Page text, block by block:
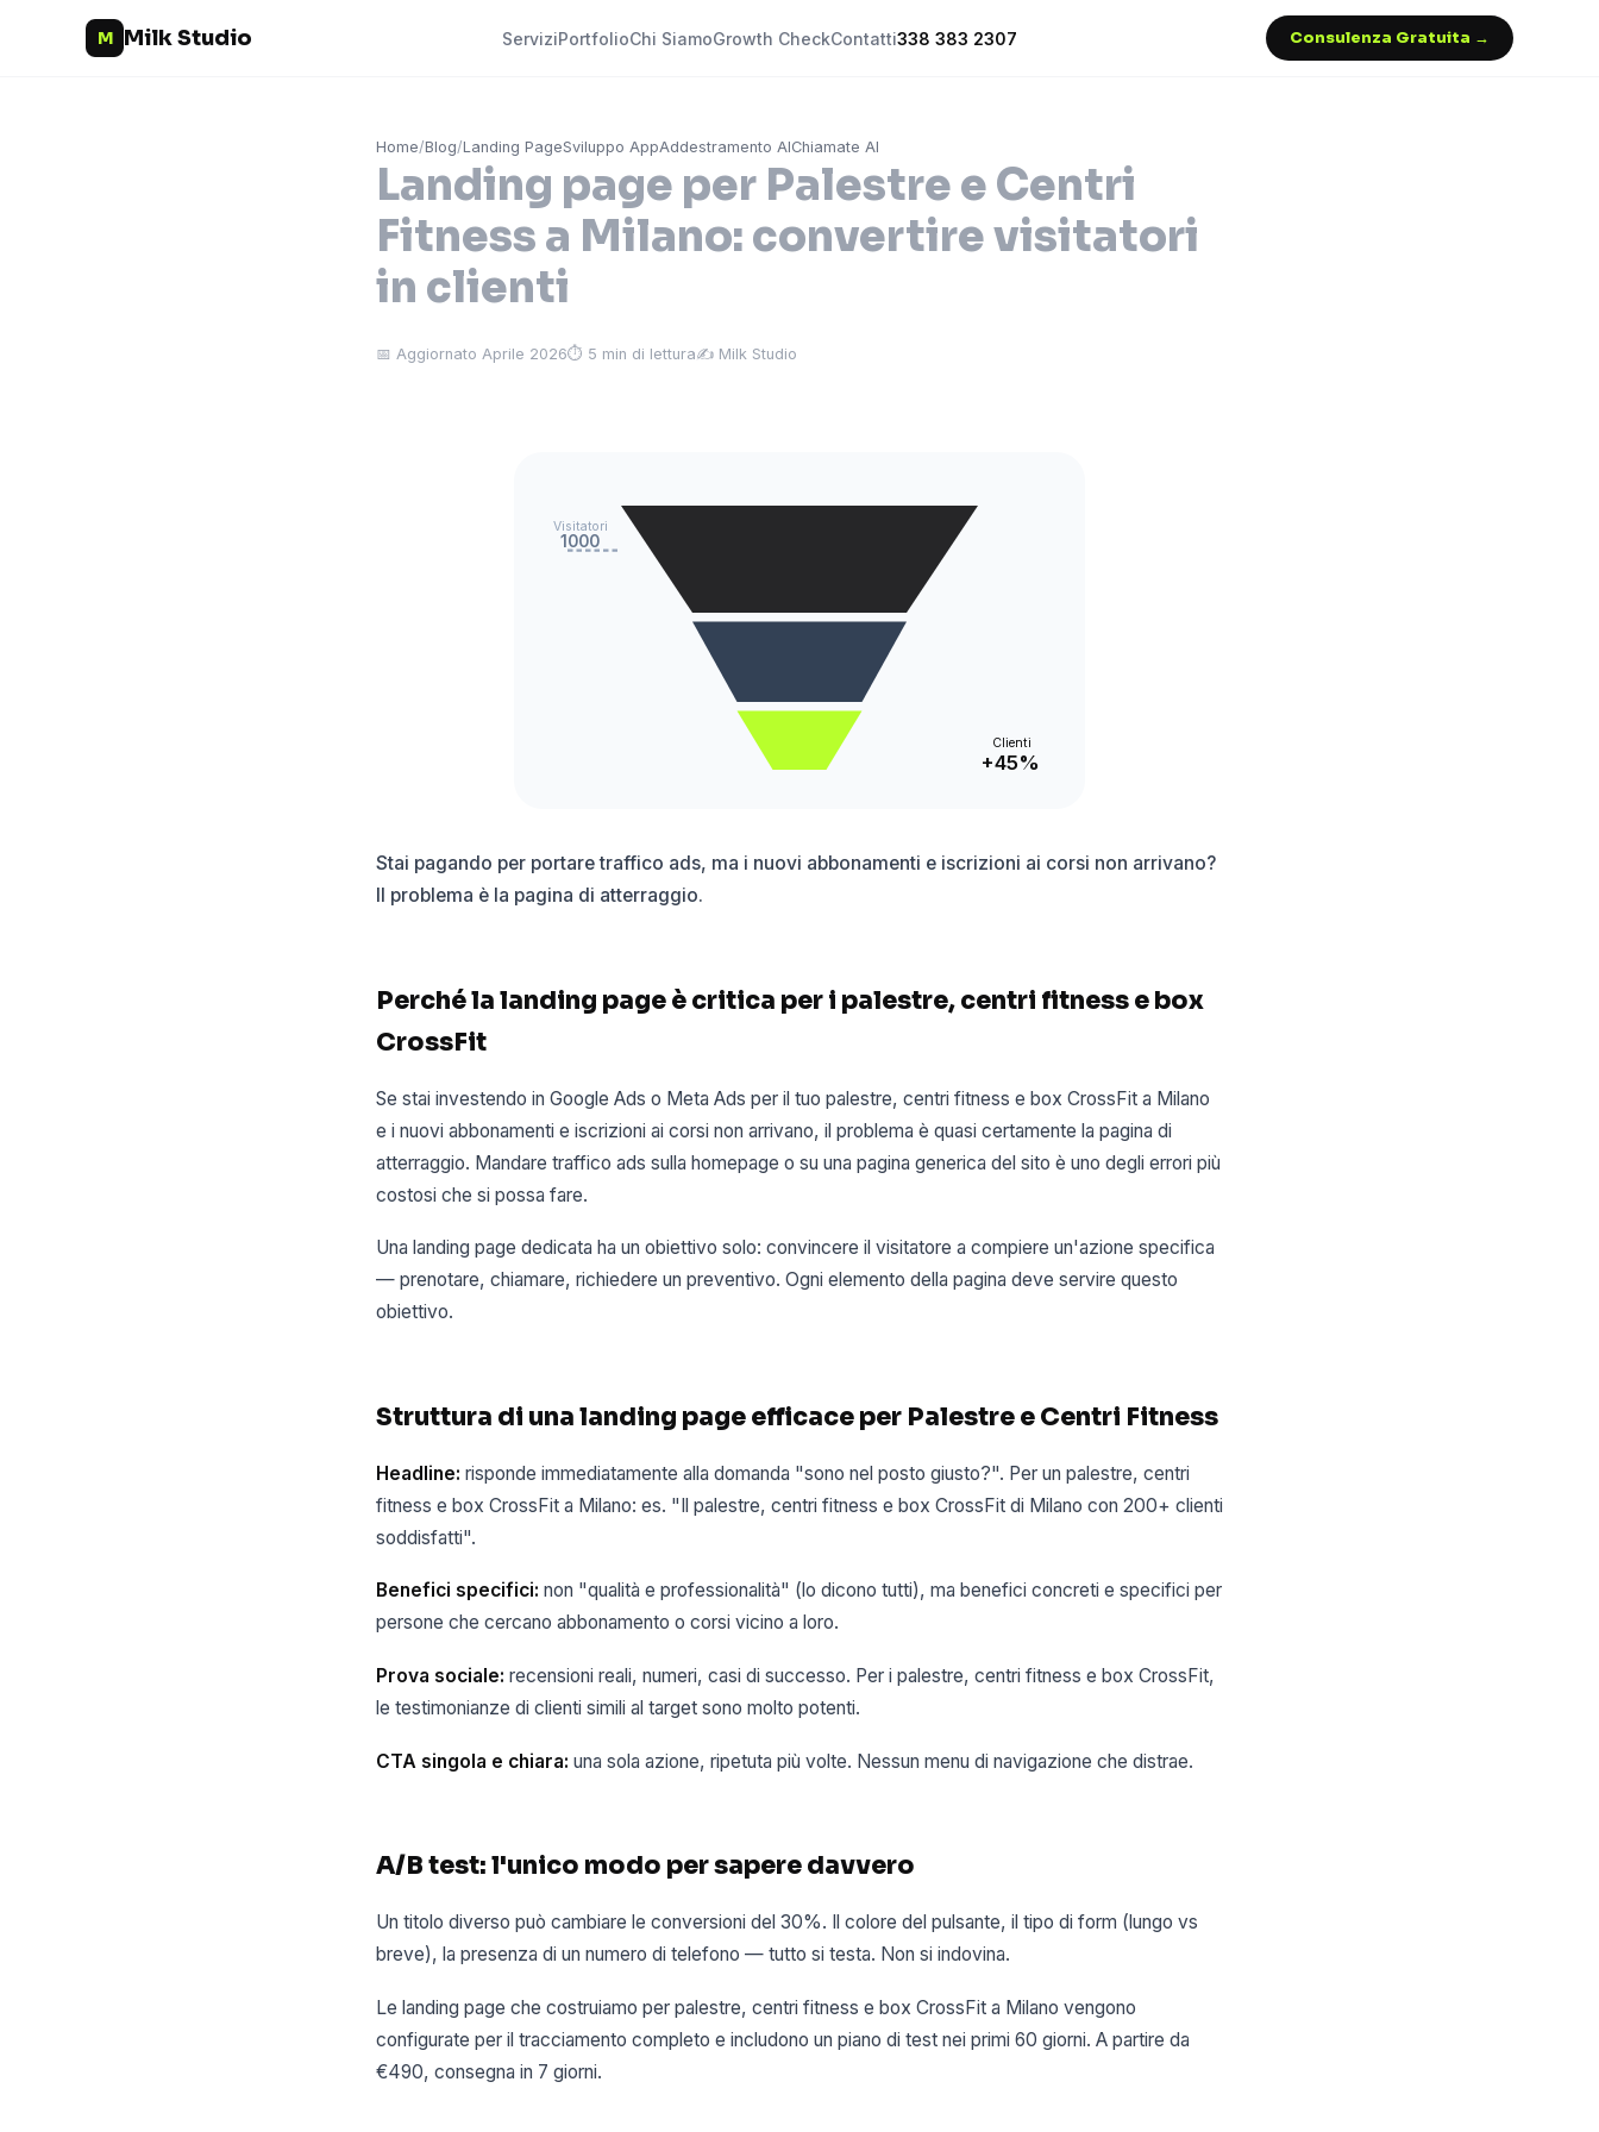
M Milk Studio ServiziPortfolioChi SiamoGrowth CheckContatti338 383 2307 Consulenza Gratuita →
Home/Blog/Landing PageSviluppo AppAddestramento AIChiamate AI
Landing page per Palestre e Centri
Fitness a Milano: convertire visitatori
in clienti
📅 Aggiornato Aprile 2026⏱ 5 min di lettura✍️ Milk Studio
Visitatori
1000
Clienti
+45%
Stai pagando per portare traffico ads, ma i nuovi abbonamenti e iscrizioni ai corsi non arrivano?
Il problema è la pagina di atterraggio.
Perché la landing page è critica per i palestre, centri fitness e box
CrossFit
Se stai investendo in Google Ads o Meta Ads per il tuo palestre, centri fitness e box CrossFit a Milano
e i nuovi abbonamenti e iscrizioni ai corsi non arrivano, il problema è quasi certamente la pagina di
atterraggio. Mandare traffico ads sulla homepage o su una pagina generica del sito è uno degli errori più
costosi che si possa fare.
Una landing page dedicata ha un obiettivo solo: convincere il visitatore a compiere un'azione specifica
— prenotare, chiamare, richiedere un preventivo. Ogni elemento della pagina deve servire questo
obiettivo.
Struttura di una landing page efficace per Palestre e Centri Fitness
Headline: risponde immediatamente alla domanda "sono nel posto giusto?". Per un palestre, centri
fitness e box CrossFit a Milano: es. "Il palestre, centri fitness e box CrossFit di Milano con 200+ clienti
soddisfatti".
Benefici specifici: non "qualità e professionalità" (lo dicono tutti), ma benefici concreti e specifici per
persone che cercano abbonamento o corsi vicino a loro.
Prova sociale: recensioni reali, numeri, casi di successo. Per i palestre, centri fitness e box CrossFit,
le testimonianze di clienti simili al target sono molto potenti.
CTA singola e chiara: una sola azione, ripetuta più volte. Nessun menu di navigazione che distrae.
A/B test: l'unico modo per sapere davvero
Un titolo diverso può cambiare le conversioni del 30%. Il colore del pulsante, il tipo di form (lungo vs
breve), la presenza di un numero di telefono — tutto si testa. Non si indovina.
Le landing page che costruiamo per palestre, centri fitness e box CrossFit a Milano vengono
configurate per il tracciamento completo e includono un piano di test nei primi 60 giorni. A partire da
€490, consegna in 7 giorni.